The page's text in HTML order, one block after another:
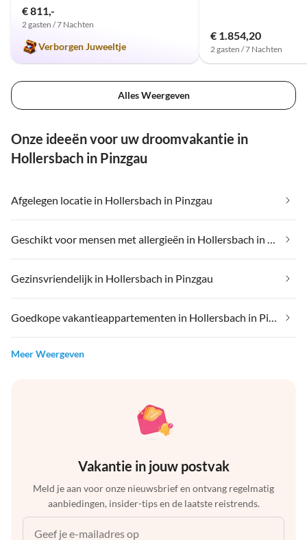
€ 811,-
2 gasten / 7 Nachten
Verborgen Juweeltje
€ 1.854,20
2 gasten / 7 Nachten
Alles Weergeven
Onze ideeën voor uw droomvakantie in
Hollersbach in Pinzgau
Afgelegen locatie in Hollersbach in Pinzgau
Geschikt voor mensen met allergieën in Hollersbach in Pinzgau
Gezinsvriendelijk in Hollersbach in Pinzgau
Goedkope vakantieappartementen in Hollersbach in Pinzgau
Meer Weergeven
Vakantie in jouw postvak
Meld je aan voor onze nieuwsbrief en ontvang regelmatig
aanbiedingen, insider-tips en de laatste reistrends.